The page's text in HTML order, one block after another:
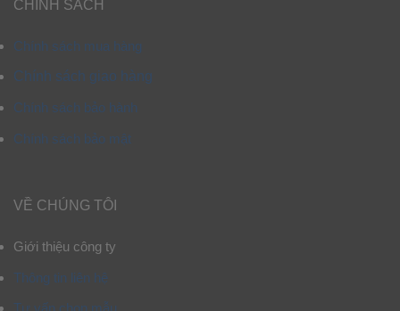
CHÍNH SÁCH
Chính sách mua hàng
Chính sách giao hàng
Chính sách bảo hành
Chính sách bảo mật
VỀ CHÚNG TÔI
Giới thiệu công ty
Thông tin liên hệ